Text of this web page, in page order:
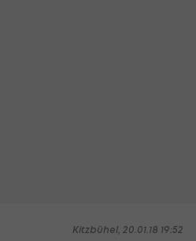
Kitzbühel, 20.01.18 19:52